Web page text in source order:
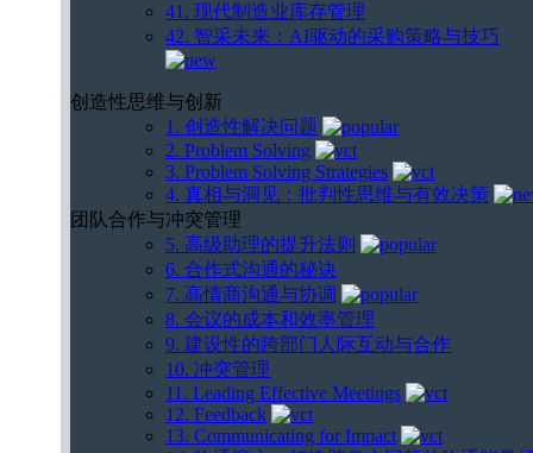
41. 现代制造业库存管理
42. 智采未来：AI驱动的采购策略与技巧
创造性思维与创新
1. 创造性解决问题
2. Problem Solving
3. Problem Solving Strategies
4. 真相与洞见：批判性思维与有效决策
团队合作与冲突管理
5. 高级助理的提升法则
6. 合作式沟通的秘诀
7. 高情商沟通与协调
8. 会议的成本和效率管理
9. 建设性的跨部门人际互动与合作
10. 冲突管理
11. Leading Effective Meetings
12. Feedback
13. Communicating for Impact